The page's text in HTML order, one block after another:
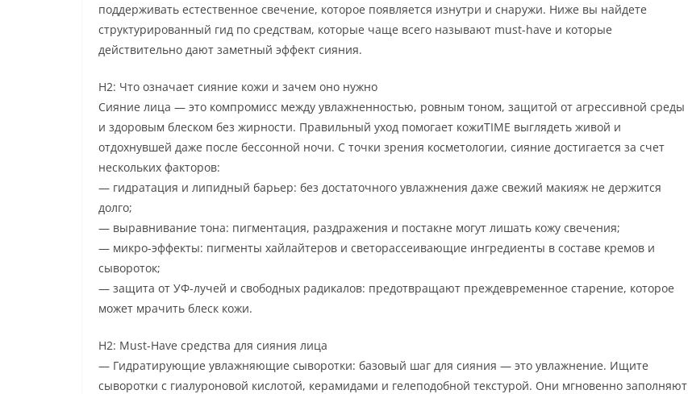
поддерживать естественное свечение, которое появляется изнутри и снаружи. Ниже вы найдете
структурированный гид по средствам, которые чаще всего называют must-have и которые
действительно дают заметный эффект сияния.
H2: Что означает сияние кожи и зачем оно нужно
Сияние лица — это компромисс между увлажненностью, ровным тоном, защитой от агрессивной среды
и здоровым блеском без жирности. Правильный уход помогает кожиTIME выглядеть живой и
отдохнувшей даже после бессонной ночи. С точки зрения косметологии, сияние достигается за счет
нескольких факторов:
— гидратация и липидный барьер: без достаточного увлажнения даже свежий макияж не держится
долго;
— выравнивание тона: пигментация, раздражения и постакне могут лишать кожу свечения;
— микро-эффекты: пигменты хайлайтеров и светорассеивающие ингредиенты в составе кремов и
сывороток;
— защита от УФ-лучей и свободных радикалов: предотвращают преждевременное старение, которое
может мрачить блеск кожи.
H2: Must-Have средства для сияния лица
— Гидратирующие увлажняющие сыворотки: базовый шаг для сияния — это увлажнение. Ищите
сыворотки с гиалуроновой кислотой, керамидами и гелеподобной текстурой. Они мгновенно заполняют